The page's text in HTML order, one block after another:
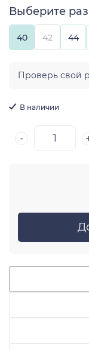
Выберите
40 42 44
Проверь свой
В наличии
-